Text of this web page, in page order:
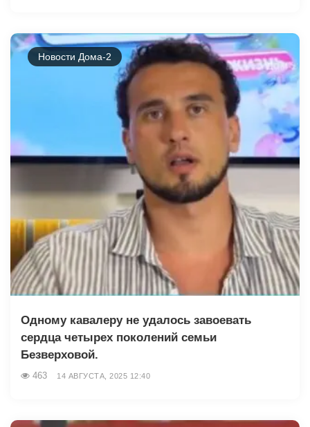
Новости Дома-2
Одному кавалеру не удалось завоевать
сердца четырех поколений семьи
Безверховой.
463 14 АВГУСТА, 2025 12:40